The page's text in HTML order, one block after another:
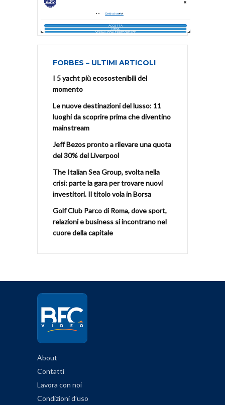
FORBES – ULTIMI ARTICOLI
I 5 yacht più ecosostenibili del
momento
Le nuove destinazioni del lusso: 11
luoghi da scoprire prima che diventino
mainstream
Jeff Bezos pronto a rilevare una quota
del 30% del Liverpool
The Italian Sea Group, svolta nella
crisi: parte la gara per trovare nuovi
investitori. Il titolo vola in Borsa
Golf Club Parco di Roma, dove sport,
relazioni e business si incontrano nel
cuore della capitale
About
Contatti
Lavora con noi
Condizioni d’uso